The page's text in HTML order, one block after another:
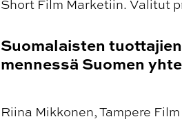
Short Film Marketiin. Valitut
Suomalaisten
mennessä Suomen
Riina Mikkonen, Tampere